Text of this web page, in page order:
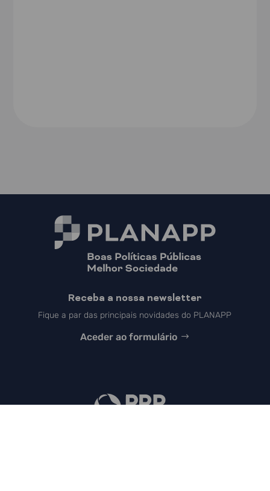
Receba a nossa newsletter
Fique a par das principais novidades do PLANAPP
Aceder ao formulário